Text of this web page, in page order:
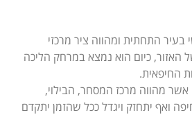
בעיר התחתית ומהווה ציר מרכזי
כיום הוא נמצא במרחק הליכה
החיפאית.
מהווה מרכז המסחר, הבילוי,
ואף יתחזק ויגדל ככל שהזמן יתקדם